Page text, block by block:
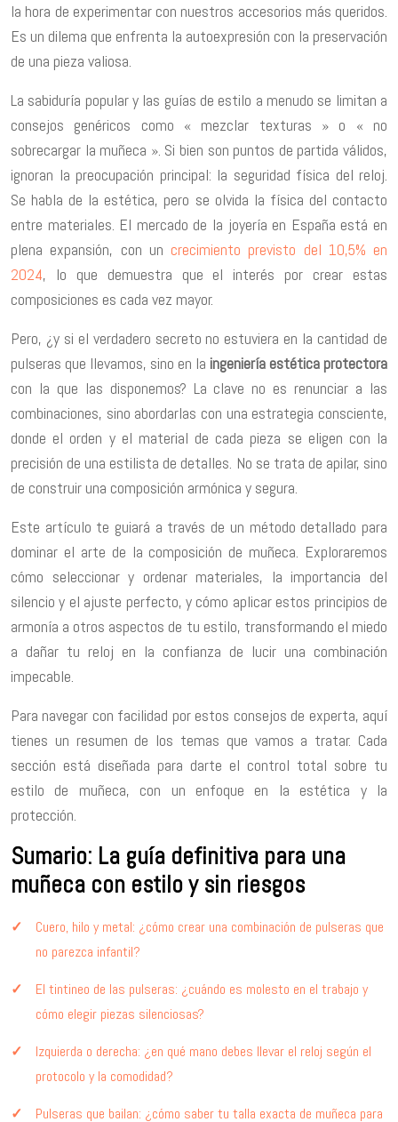
la hora de experimentar con nuestros accesorios más queridos.
Es un dilema que enfrenta la autoexpresión con la preservación
de una pieza valiosa.
La sabiduría popular y las guías de estilo a menudo se limitan a
consejos genéricos como « mezclar texturas » o « no
sobrecargar la muñeca ». Si bien son puntos de partida válidos,
ignoran la preocupación principal: la seguridad física del reloj.
Se habla de la estética, pero se olvida la física del contacto
entre materiales. El mercado de la joyería en España está en
plena expansión, con un crecimiento previsto del 10,5% en
2024, lo que demuestra que el interés por crear estas
composiciones es cada vez mayor.
Pero, ¿y si el verdadero secreto no estuviera en la cantidad de
pulseras que llevamos, sino en la ingeniería estética protectora
con la que las disponemos? La clave no es renunciar a las
combinaciones, sino abordarlas con una estrategia consciente,
donde el orden y el material de cada pieza se eligen con la
precisión de una estilista de detalles. No se trata de apilar, sino
de construir una composición armónica y segura.
Este artículo te guiará a través de un método detallado para
dominar el arte de la composición de muñeca. Exploraremos
cómo seleccionar y ordenar materiales, la importancia del
silencio y el ajuste perfecto, y cómo aplicar estos principios de
armonía a otros aspectos de tu estilo, transformando el miedo
a dañar tu reloj en la confianza de lucir una combinación
impecable.
Para navegar con facilidad por estos consejos de experta, aquí
tienes un resumen de los temas que vamos a tratar. Cada
sección está diseñada para darte el control total sobre tu
estilo de muñeca, con un enfoque en la estética y la
protección.
Sumario: La guía definitiva para una
muñeca con estilo y sin riesgos
Cuero, hilo y metal: ¿cómo crear una combinación de pulseras que
no parezca infantil?
El tintineo de las pulseras: ¿cuándo es molesto en el trabajo y
cómo elegir piezas silenciosas?
Izquierda o derecha: ¿en qué mano debes llevar el reloj según el
protocolo y la comodidad?
Pulseras que bailan: ¿cómo saber tu talla exacta de muñeca para